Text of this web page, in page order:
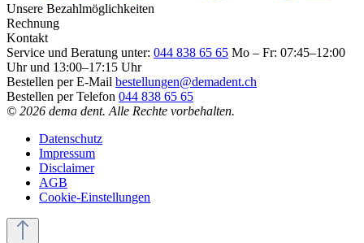
Unsere Bezahlmöglichkeiten
Rechnung
Kontakt
Service und Beratung unter: 044 838 65 65 Mo – Fr: 07:45–12:00
Uhr und 13:00–17:15 Uhr
Bestellen per E-Mail bestellungen@demadent.ch
Bestellen per Telefon 044 838 65 65
© 2026 dema dent. Alle Rechte vorbehalten.
Datenschutz
Impressum
Disclaimer
AGB
Cookie-Einstellungen